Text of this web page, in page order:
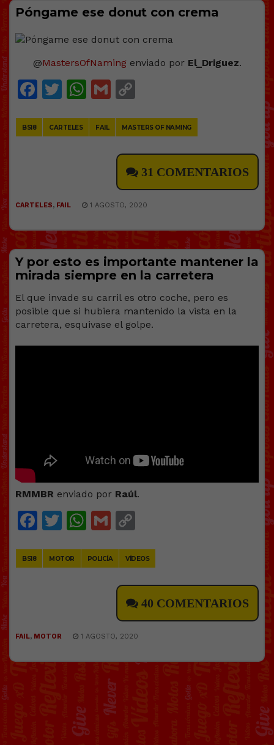
Póngame ese donut con crema
@MastersOfNaming enviado por El_Driguez.
Facebook
Twitter
WhatsApp
Gmail
BS18 CARTELES FAIL MASTERS OF NAMING
31 COMENTARIOS
CARTELES, FAIL 1 AGOSTO, 2020
Y por esto es importante mantener la
mirada siempre en la carretera
El que invade su carril es otro coche, pero es
posible que si hubiera mantenido la vista en la
carretera, esquivase el golpe.
RMMBR enviado por Raúl.
Facebook
Twitter
WhatsApp
Gmail
BS18 MOTOR POLICÍA VÍDEOS
40 COMENTARIOS
FAIL, MOTOR 1 AGOSTO, 2020